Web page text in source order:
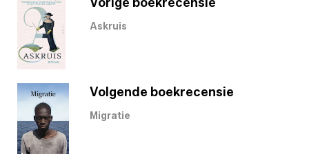
Askruis
Volgende boekrecensie
Migratie